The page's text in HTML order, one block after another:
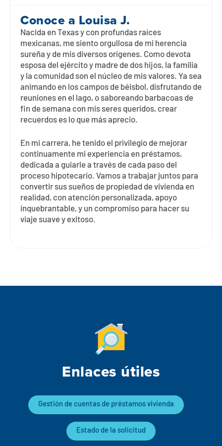
Conoce a Louisa J.
Nacida en Texas y con profundas raíces
mexicanas, me siento orgullosa de mi herencia
sureña y de mis diversos orígenes. Como devota
esposa del ejército y madre de dos hijos, la familia
y la comunidad son el núcleo de mis valores. Ya sea
animando en los campos de béisbol, disfrutando de
reuniones en el lago, o saboreando barbacoas de
fin de semana con mis seres queridos, crear
recuerdos es lo que más aprecio.
En mi carrera, he tenido el privilegio de mejorar
continuamente mi experiencia en préstamos,
dedicada a guiarle a través de cada paso del
proceso hipotecario. Vamos a trabajar juntos para
convertir sus sueños de propiedad de vivienda en
realidad, con atención personalizada, apoyo
inquebrantable, y un compromiso para hacer su
viaje suave y exitoso.
Enlaces útiles
Gestión de cuentas de préstamos vivienda
Estado de la solicitud